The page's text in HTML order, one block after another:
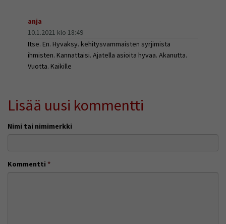
anja
10.1.2021 klo 18:49
Itse. En. Hyvaksy. kehitysvammaisten syrjimista
ihmisten. Kannattaisi. Ajatella asioita hyvaa. Akanutta.
Vuotta. Kaikille
Lisää uusi kommentti
Nimi tai nimimerkki
Kommentti *